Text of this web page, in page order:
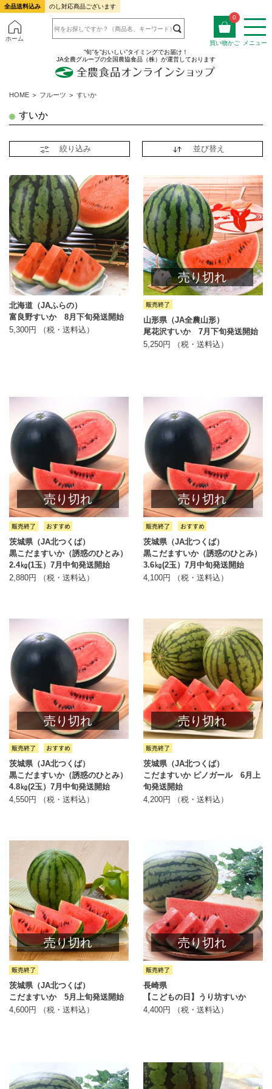
全品送料込み のし対応商品ございます
ホーム
0
買い物かご
メニュー
”旬”を”おいしい”タイミングでお届け！
JA全農グループの全国農協食品（株）が運営しております
HOME ＞ フルーツ ＞ すいか
すいか
絞り込み 並び替え
北海道（JAふらの）
富良野すいか 8月下旬発送開始
5,300円 （税・送料込）
売り切れ
山形県（JA全農山形）
尾花沢すいか 7月下旬発送開始
5,250円 （税・送料込）
売り切れ
茨城県（JA北つくば）
黒こだますいか（誘惑のひとみ）
2.4㎏(1玉）7月中旬発送開始
2,880円 （税・送料込）
売り切れ
茨城県（JA北つくば）
黒こだますいか（誘惑のひとみ）
3.6㎏(2玉）7月中旬発送開始
4,100円 （税・送料込）
売り切れ
茨城県（JA北つくば）
黒こだますいか（誘惑のひとみ）
4.8㎏(2玉）7月中旬発送開始
4,550円 （税・送料込）
売り切れ
茨城県（JA北つくば）
こだますいか ピノガール 6月上
旬発送開始
4,200円 （税・送料込）
売り切れ
茨城県（JA北つくば）
こだますいか 5月上旬発送開始
4,600円 （税・送料込）
売り切れ
長崎県
【こどもの日】うり坊すいか
4,400円 （税・送料込）